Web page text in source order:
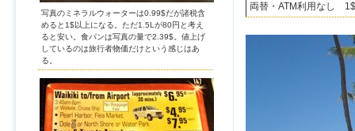
両替・ATM利用なし
写真のミネラルウォーターは0.99$だが諸税含
めると1$以上になる。ただ1.5Lが80円と考え
ると安い。食パンは写真の量で2.39$。値上げ
しているのは旅行者物価だけという感じはあ
る。